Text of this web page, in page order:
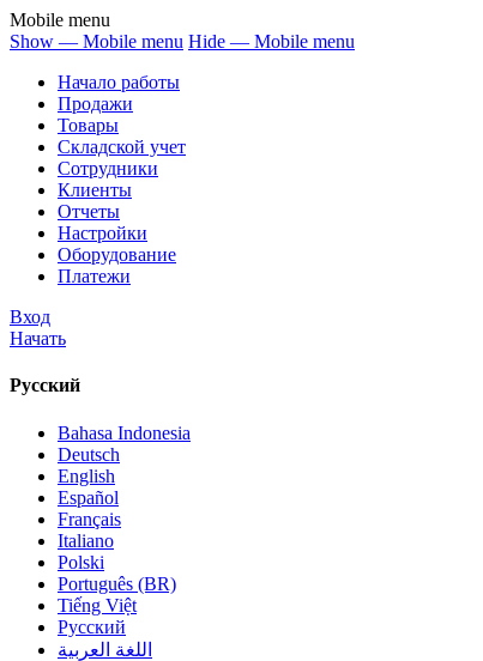
Mobile menu
Show — Mobile menu Hide — Mobile menu
Начало работы
Продажи
Товары
Cкладской учет
Сотрудники
Клиенты
Отчеты
Настройки
Оборудование
Платежи
Вход
Начать
Русский
Bahasa Indonesia
Deutsch
English
Español
Français
Italiano
Polski
Português (BR)
Tiếng Việt
Русский
اللغة العربية